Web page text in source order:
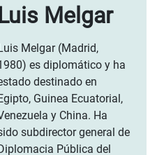
Melgar
Melgar (Madrid,
es diplomático y ha
destinado en
Guinea Ecuatorial,
y China. Ha
subdirector general de
Pública del